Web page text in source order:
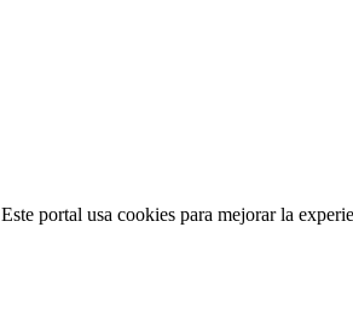
Este portal usa cookies para mejorar la